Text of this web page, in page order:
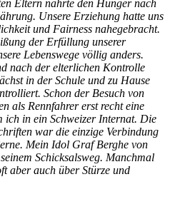
Eltern nährte den Hunger nach
Unsere Erziehung hatte uns
und Fairness nahegebracht.
der Erfüllung unserer
Lebenswege völlig anders.
nach der elterlichen Kontrolle
in der Schule und zu Hause
Schon der Besuch von
als Rennfahrer erst recht eine
ich in ein Schweizer Internat. Die
war die einzige Verbindung
Mein Idol Graf Berghe von
Schicksalsweg. Manchmal
aber auch über Stürze und